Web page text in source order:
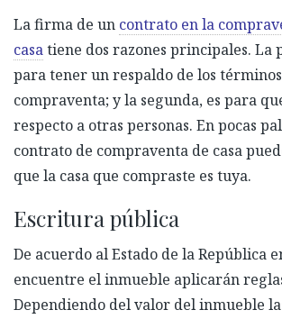
La firma de un contrato en la
casatiene dos razones principales. La
para tener un respaldo de los
compraventa; y la segunda, es para
respecto a otras personas. En pocas
contrato de compraventa de casa
que la casa que compraste es tuya.
Escritura pública
De acuerdo al Estado de la República
encuentre el inmueble aplicarán
Dependiendo del valor del inmueble